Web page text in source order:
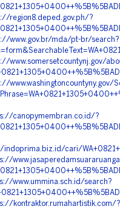
region8.deped.gov.ph/?
www.gov.br/mda/pt-br/search?
www.somersetcountynj.gov/
www.washingtoncountyny.gov/
canopymembran.co.id/?
cari/
www.ummina.sch.id/search?
kontraktor.rumahartistik.com/?